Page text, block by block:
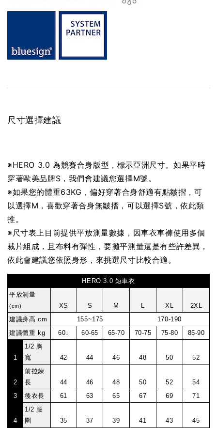
尺寸選擇建議
※HERO 3.0 為競賽合身版型，標示亞洲尺寸。如果平時
穿著歐美品牌S，我們會建議您選擇M號。
※如果您的體重63KG，偏好穿著合身舒適有點皺摺，可
以選擇M，喜歡穿著合身無皺摺，可以選擇S號，依此類
推。
※尺寸表上目前提供平放測量數據，因車衣車褲使用多個
裁片組成，且布料有彈性，要攤平測量還是有些許差異，
依此會建議您依照身形，來挑選尺寸比較合適。
HERO 3.0 短車衣
平放測量
(cm) XS S M L XL
2XL
建議身高 cm
155~175
170-190
建議體重 kg
60↓ 60-65 65-70 70-75 75-80 85-90
1
1/2 胸
寬
42 44 46 48 50 52
2
前拉鍊
長
44 46 48 50 52
54
3
後衣長 61 63 65 67 69 71
4
1/2 腰
圍
35 37 39 41 43
45